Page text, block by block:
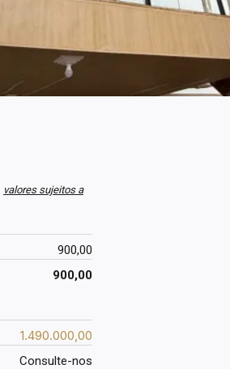
valores sujeitos a
900,00
900,00
1.490.000,00
Consulte-nos